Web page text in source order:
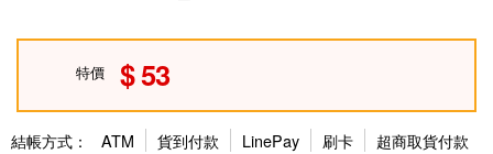
特價 53
結帳方式： ATM 貨到付款 LinePay 刷卡 超商取貨付款